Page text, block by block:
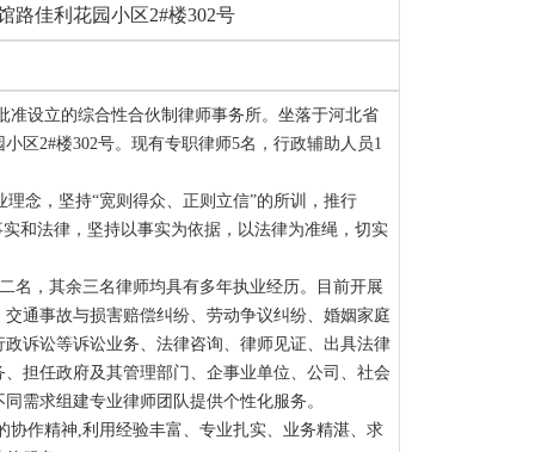
路佳利花园小区2#楼302号
准设立的综合性合伙制律师事务所。坐落于河北省
区2#楼302号。现有专职律师5名，行政辅助人员1
念，坚持“宽则得众、正则立信”的所训，推行
和法律，坚持以事实为依据，以法律为准绳，切实
名，其余三名律师均具有多年执业经历。目前开展
通事故与损害赔偿纠纷、劳动争议纠纷、婚姻家庭
诉讼等诉讼业务、法律咨询、律师见证、出具法律
担任政府及其管理部门、企事业单位、公司、社会
需求组建专业律师团队提供个性化服务。
协作精神,利用经验丰富、专业扎实、业务精湛、求